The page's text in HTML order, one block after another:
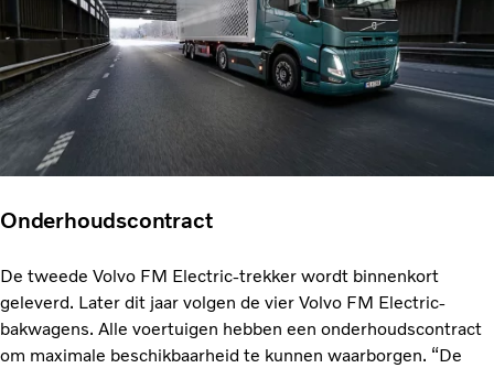
Onderhoudscontract
De tweede Volvo FM Electric-trekker wordt binnenkort
geleverd. Later dit jaar volgen de vier Volvo FM Electric-
bakwagens. Alle voertuigen hebben een onderhoudscontract
om maximale beschikbaarheid te kunnen waarborgen. “De